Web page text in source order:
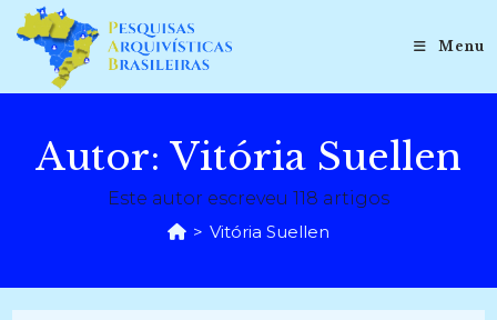
para
conteúdo
Menu
Autor: Vitória Suellen
Este autor escreveu 118 artigos
> Vitória Suellen